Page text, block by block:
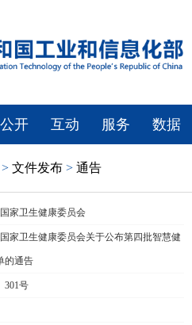
公开 互动 服务 数据
> 文件发布 > 通告
家卫生健康委员会
家卫生健康委员会关于公布第四批智慧健
的通告
301号